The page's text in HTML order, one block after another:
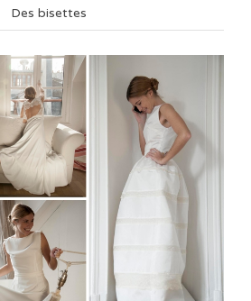
Des bisettes